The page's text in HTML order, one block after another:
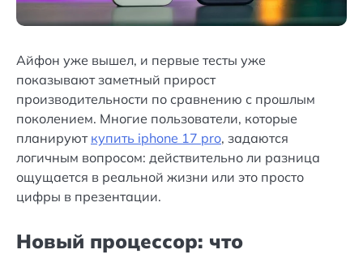
Айфон уже вышел, и первые тесты уже
показывают заметный прирост
производительности по сравнению с прошлым
поколением. Многие пользователи, которые
планируют купить iphone 17 pro, задаются
логичным вопросом: действительно ли разница
ощущается в реальной жизни или это просто
цифры в презентации.
Новый процессор: что